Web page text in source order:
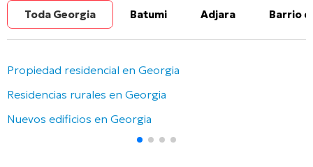
Toda Georgia Batumi Adjara Barrio
Propiedad residencial en Georgia
Residencias rurales en Georgia
Nuevos edificios en Georgia